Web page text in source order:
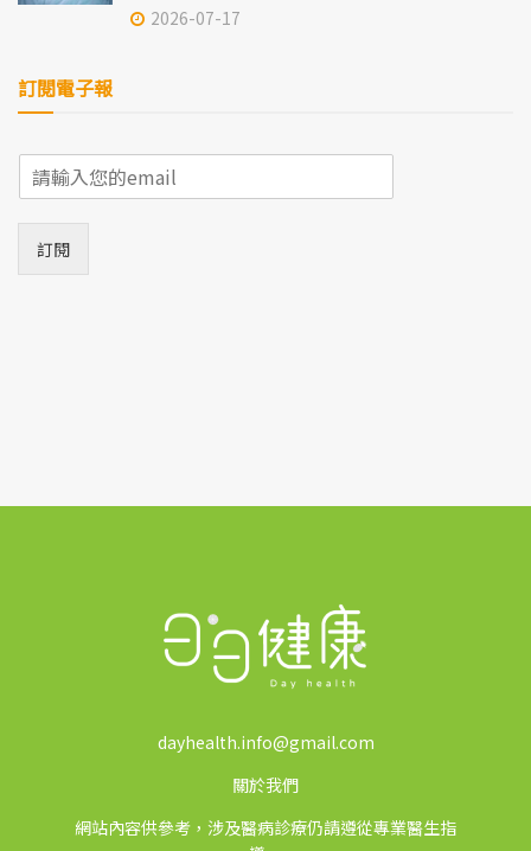
2026-07-17
訂閱電子報
E
m
*
訂閱
dayhealth.info@gmail.com
關於我們
網站內容供參考，涉及醫病診療仍請遵從專業醫生指